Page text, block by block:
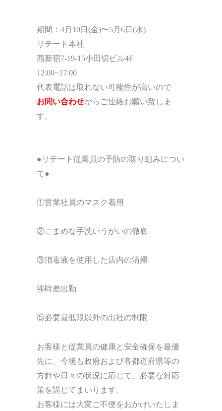
期間：4月10日(金)〜5月6日(水)
リテート本社
西新宿7-19-15小田切ビル4F
12:00~17:00
代表電話は取れない可能性が高いので
お問い合わせからご連絡お願い致しま
す。
●リテート従業員の予防の取り組みについ
て●
①営業社員のマスク着用
②こまめな手洗いうがいの徹底
③消毒液を使用した店内の清掃
④時差出勤
⑤必要最低限以外の出社の制限
お客様と従業員の健康と安全確保を最優
先に、今後も政府および各都道府県等の
方針や日々の状況に応じて、必要な対応
策を講じてまいります。
お客様には大変ご不便をおかけいたしま